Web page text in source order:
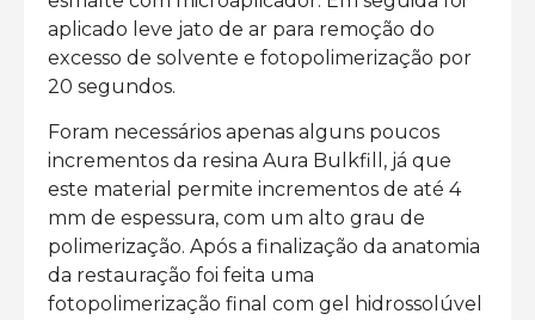
aplicado leve jato de ar para remoção do
excesso de solvente e fotopolimerização por
20 segundos.
Foram necessários apenas alguns poucos
incrementos da resina Aura Bulkfill, já que
este material permite incrementos de até 4
mm de espessura, com um alto grau de
polimerização. Após a finalização da anatomia
da restauração foi feita uma
fotopolimerização final com gel hidrossolúvel